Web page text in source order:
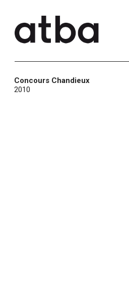
Concours Chandieux
2010